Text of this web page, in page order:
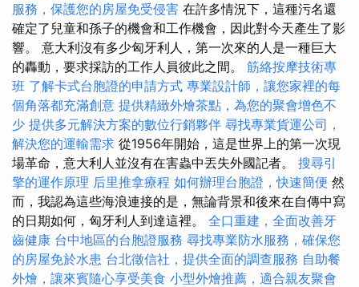
服務，保護您的房屋免受侵害 在許多情況下，這種污名還
確定了兒童和孫子的機會和工作機會，因此對今天產生了影
響。 意大利沒有多少匈牙利人，第一次來的人是一種巨大
的轟動，要求採訪的工作人員彼此之間。 筋絡按摩技術專
班 了解卡式台胞證的申請方式 專業設計師，讓您家裡的每
個角落都充滿創意 提供精緻外燴茶點，為您的聚會增色不
少 提供多元解決方案的數位行銷夥伴 尋找專業貨運公司，
解決您的運輸需求 從1956年開始，這是世界上的第一次現
場革命，意大利人並沒有在害蟲中丟失外國記者。 搜尋引
擎的運作原理 后里推拿療程 如何辦理台胞證，快速簡便 然
而，我認為這些海浪連接的是，無論背景和後來在自傳中寫
的日期如何，匈牙利人到達這裡。 全口重建，全面改善牙
齒健康 台中地區的台胞證服務 尋找專業防水服務，確保您
的房屋免於水患 台北徵信社，提供全面的調查服務 自助餐
外燴，讓來賓隨心享受美食 小型外燴推薦，適合親友聚會